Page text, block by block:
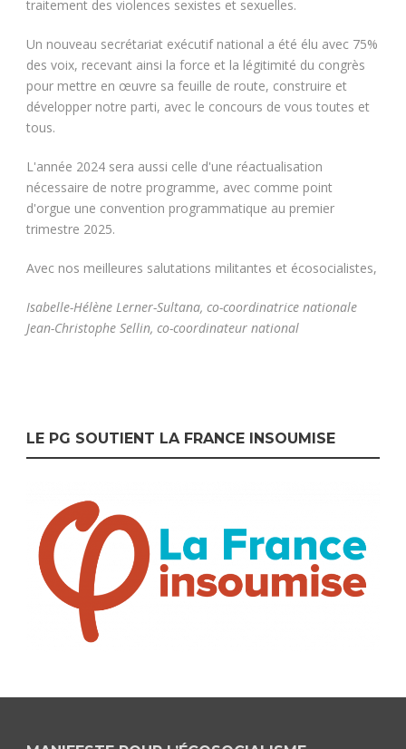
traitement des violences sexistes et sexuelles.
Un nouveau secrétariat exécutif national a été élu avec 75%
des voix, recevant ainsi la force et la légitimité du congrès
pour mettre en œuvre sa feuille de route, construire et
développer notre parti, avec le concours de vous toutes et
tous.
L'année 2024 sera aussi celle d'une réactualisation
nécessaire de notre programme, avec comme point
d'orgue une convention programmatique au premier
trimestre 2025.
Avec nos meilleures salutations militantes et écosocialistes,
Isabelle-Hélène Lerner-Sultana, co-coordinatrice nationale
Jean-Christophe Sellin, co-coordinateur national
LE PG SOUTIENT LA FRANCE INSOUMISE